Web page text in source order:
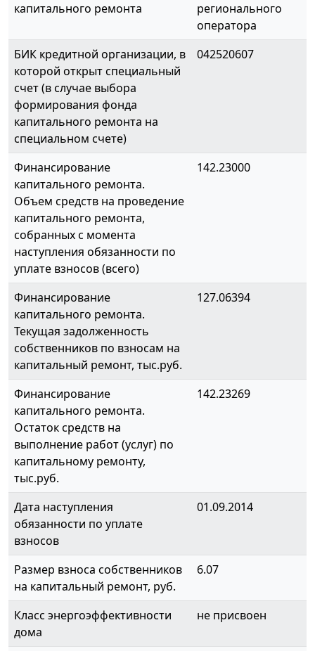
капитального ремонта
регионального
оператора
БИК кредитной организации, в
которой открыт специальный
счет (в случае выбора
формирования фонда
капитального ремонта на
специальном счете)
042520607
Финансирование
капитального ремонта.
Объем средств на проведение
капитального ремонта,
собранных с момента
наступления обязанности по
уплате взносов (всего)
142.23000
Финансирование
капитального ремонта.
Текущая задолженность
собственников по взносам на
капитальный ремонт, тыс.руб.
127.06394
Финансирование
капитального ремонта.
Остаток средств на
выполнение работ (услуг) по
капитальному ремонту,
тыс.руб.
142.23269
Дата наступления
обязанности по уплате
взносов
01.09.2014
Размер взноса собственников
на капитальный ремонт, руб.
6.07
Класс энергоэффективности
дома
не присвоен